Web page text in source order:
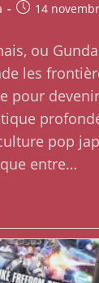
14
ou
les
pour
pop
entre…